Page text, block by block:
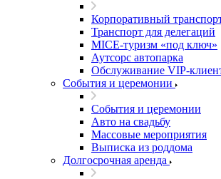
Корпоративный
Транспорт для делегаций
MICE-туризм «под ключ»
Аутсорс автопарка
Обслуживание VIP-
События и церемонии
События и церемонии
Авто на свадьбу
Массовые мероприятия
Выписка из роддома
Долгосрочная аренда